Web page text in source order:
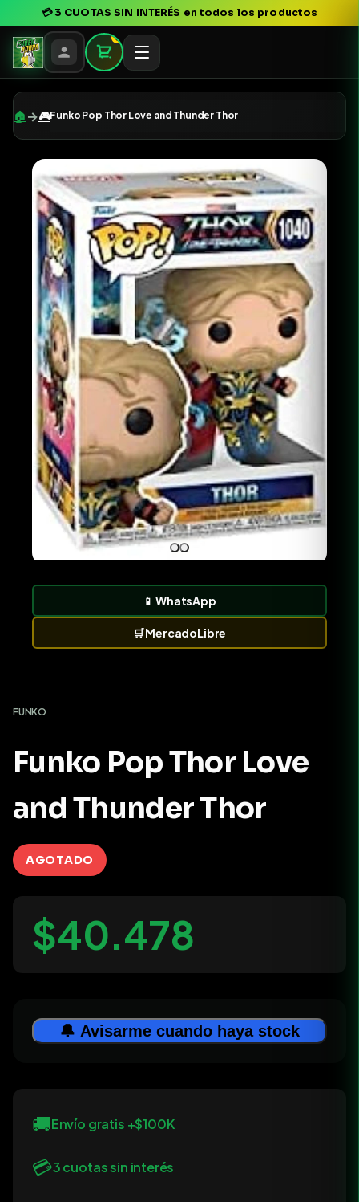
💳3 CUOTAS SIN INTERÉS en todos los productos
0
🏠 →🎮Funko Pop Thor Love and Thunder Thor
📱WhatsApp
🛒MercadoLibre
FUNKO
Funko Pop Thor Love
and Thunder Thor
AGOTADO
$40.478
🔔 Avisarme cuando haya stock
🚚Envío gratis +$100K
💳3 cuotas sin interés